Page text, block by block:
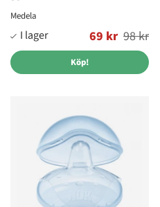
Medela
69 kr
Ordinarie pris: 98 kr
Köp!